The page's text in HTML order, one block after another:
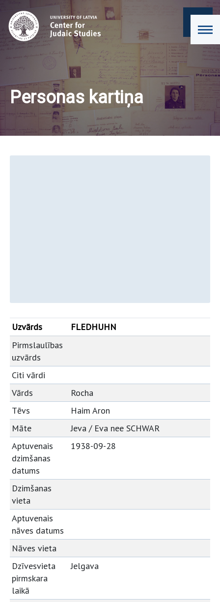
Personas kartiņa
Uzvārds
FLEDHUHN
Pirmslaulības
uzvārds
Citi vārdi
Vārds
Rocha
Tēvs
Haim Aron
Māte
Jeva / Eva nee SCHWAR
Aptuvenais
dzimšanas
datums
1938-09-28
Dzimšanas
vieta
Aptuvenais
nāves datums
Nāves vieta
Dzīvesvieta
pirmskara
laikā
Jelgava